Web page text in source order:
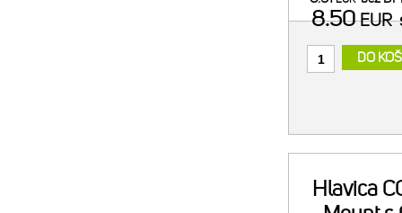
minipumpy) -
8.50EUR
DO
Hlavica